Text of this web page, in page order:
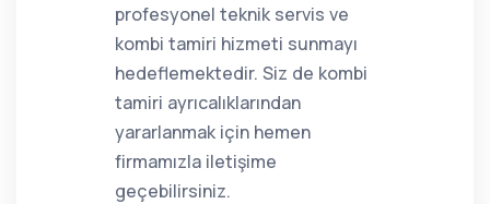
profesyonel teknik servis ve
kombi tamiri hizmeti sunmayı
hedeflemektedir. Siz de kombi
tamiri ayrıcalıklarından
yararlanmak için hemen
firmamızla iletişime
geçebilirsiniz.